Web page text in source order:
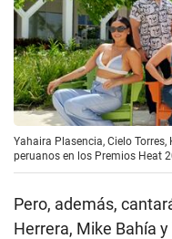
Yahaira Plasencia, Cielo Torres,
peruanos en los Premios Heat
Pero, además,
Herrera, Mike Bahía